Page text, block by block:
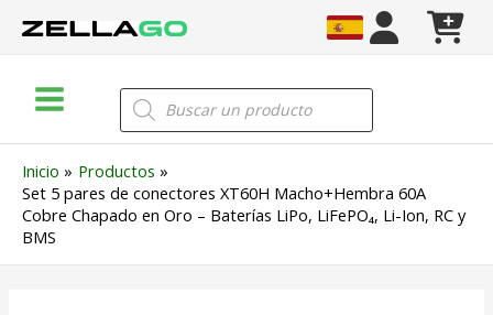
Menu
Búsqueda
de
productos
Inicio
Productos
Set 5 pares de conectores XT60H Macho+Hembra 60A
Cobre Chapado en Oro – Baterías LiPo, LiFePO₄, Li-Ion, RC y
BMS